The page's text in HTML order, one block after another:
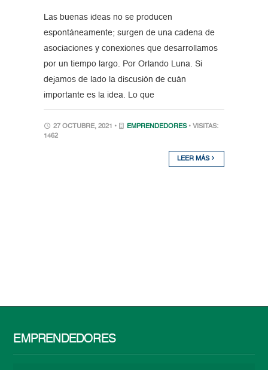
Las buenas ideas no se producen
espontáneamente; surgen de una cadena de
asociaciones y conexiones que desarrollamos
por un tiempo largo. Por Orlando Luna. Si
dejamos de lado la discusión de cuán
importante es la idea. Lo que
27 OCTUBRE, 2021 • EMPRENDEDORES • VISITAS:
1462
LEER MÁS
EMPRENDEDORES